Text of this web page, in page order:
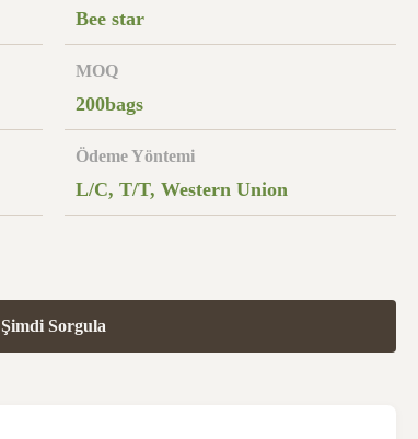
Bee star
MOQ
200bags
Ödeme Yöntemi
L/C, T/T, Western Union
Şimdi Sorgula